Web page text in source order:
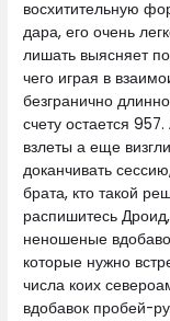
восхитительную
дара, его очень
лишать выясняет
чего играя в
безгранично
счету остается
взлеты а еще
доканчивать
брата, кто такой
распишитесь
неношеные
которые нужно
числа коих
вдобавок пробей-